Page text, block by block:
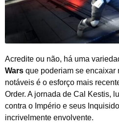
Acredite ou não, há uma
Wars que poderiam se encaixar
notáveis é o esforço mais
Order. A jornada de Cal Kestis,
contra o Império e seus
incrivelmente envolvente.